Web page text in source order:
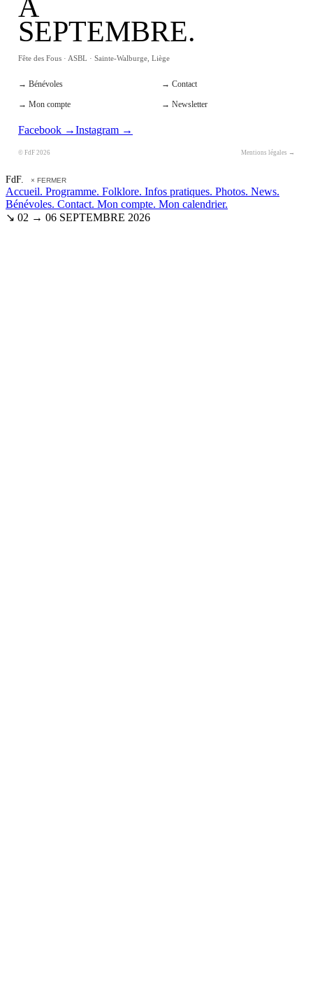
À
SEPTEMBRE.
Fête des Fous · ASBL · Sainte-Walburge, Liège
→ Bénévoles → Contact
→ Mon compte → Newsletter
Facebook →Instagram →
© FdF 2026 Mentions légales →
FdF. × FERMER
Accueil. Programme. Folklore. Infos pratiques. Photos. News.
Bénévoles. Contact. Mon compte. Mon calendrier.
↘ 02 → 06 SEPTEMBRE 2026